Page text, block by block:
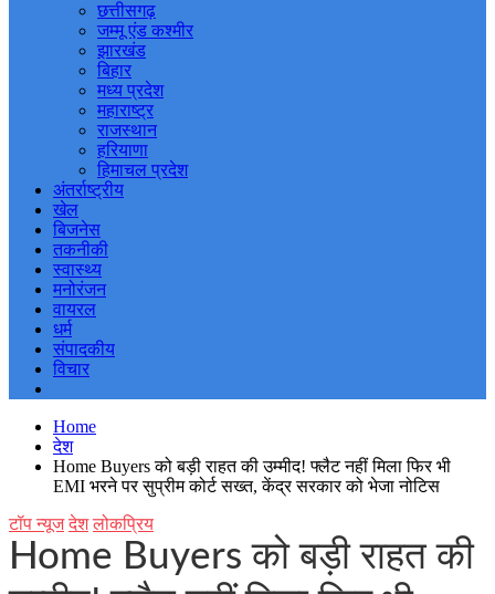
छत्तीसगढ़
जम्मू एंड कश्मीर
झारखंड
बिहार
मध्य प्रदेश
महाराष्ट्र
राजस्थान
हरियाणा
हिमाचल प्रदेश
अंतर्राष्ट्रीय
खेल
बिजनेस
तकनीकी
स्वास्थ्य
मनोरंजन
वायरल
धर्म
संपादकीय
विचार
Home
देश
Home Buyers को बड़ी राहत की उम्मीद! फ्लैट नहीं मिला फिर भी
EMI भरने पर सुप्रीम कोर्ट सख्त, केंद्र सरकार को भेजा नोटिस
टॉप न्यूज देश लोकप्रिय
Home Buyers को बड़ी राहत की